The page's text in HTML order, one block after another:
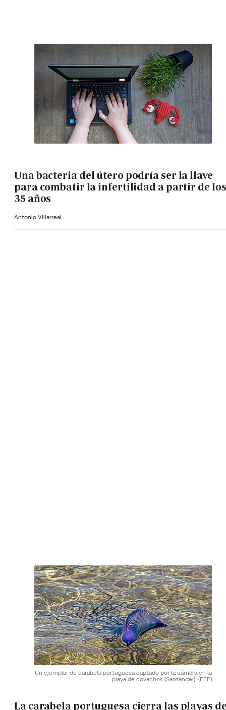
Una bacteria del útero podría ser la llave
para combatir la infertilidad a partir de los
35 años
Antonio Villarreal
Un ejemplar de carabela portuguesa captado por la cámara en la
playa de covachos (Santander). (EFE)
La carabela portuguesa cierra las playas